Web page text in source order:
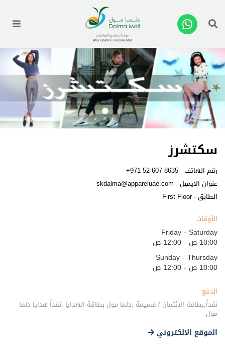
سكتشرز
رقم الهاتف -+971 52 607 8635
عنوان الايميل - skdalma@appareluae.com
الطابق - First Floor
الأوقات
Friday - Saturday
10:00 ص - 12:00 ص
Sunday - Thursday
10:00 ص - 12:00 ص
الدفع
نقداً,بطاقة الائتمان / قسيمة ,دلما مول بطاقة الهدايا ,نقداً هدايا دلما
مول
الموقع الالكتروني